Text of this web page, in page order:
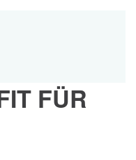
FÜR